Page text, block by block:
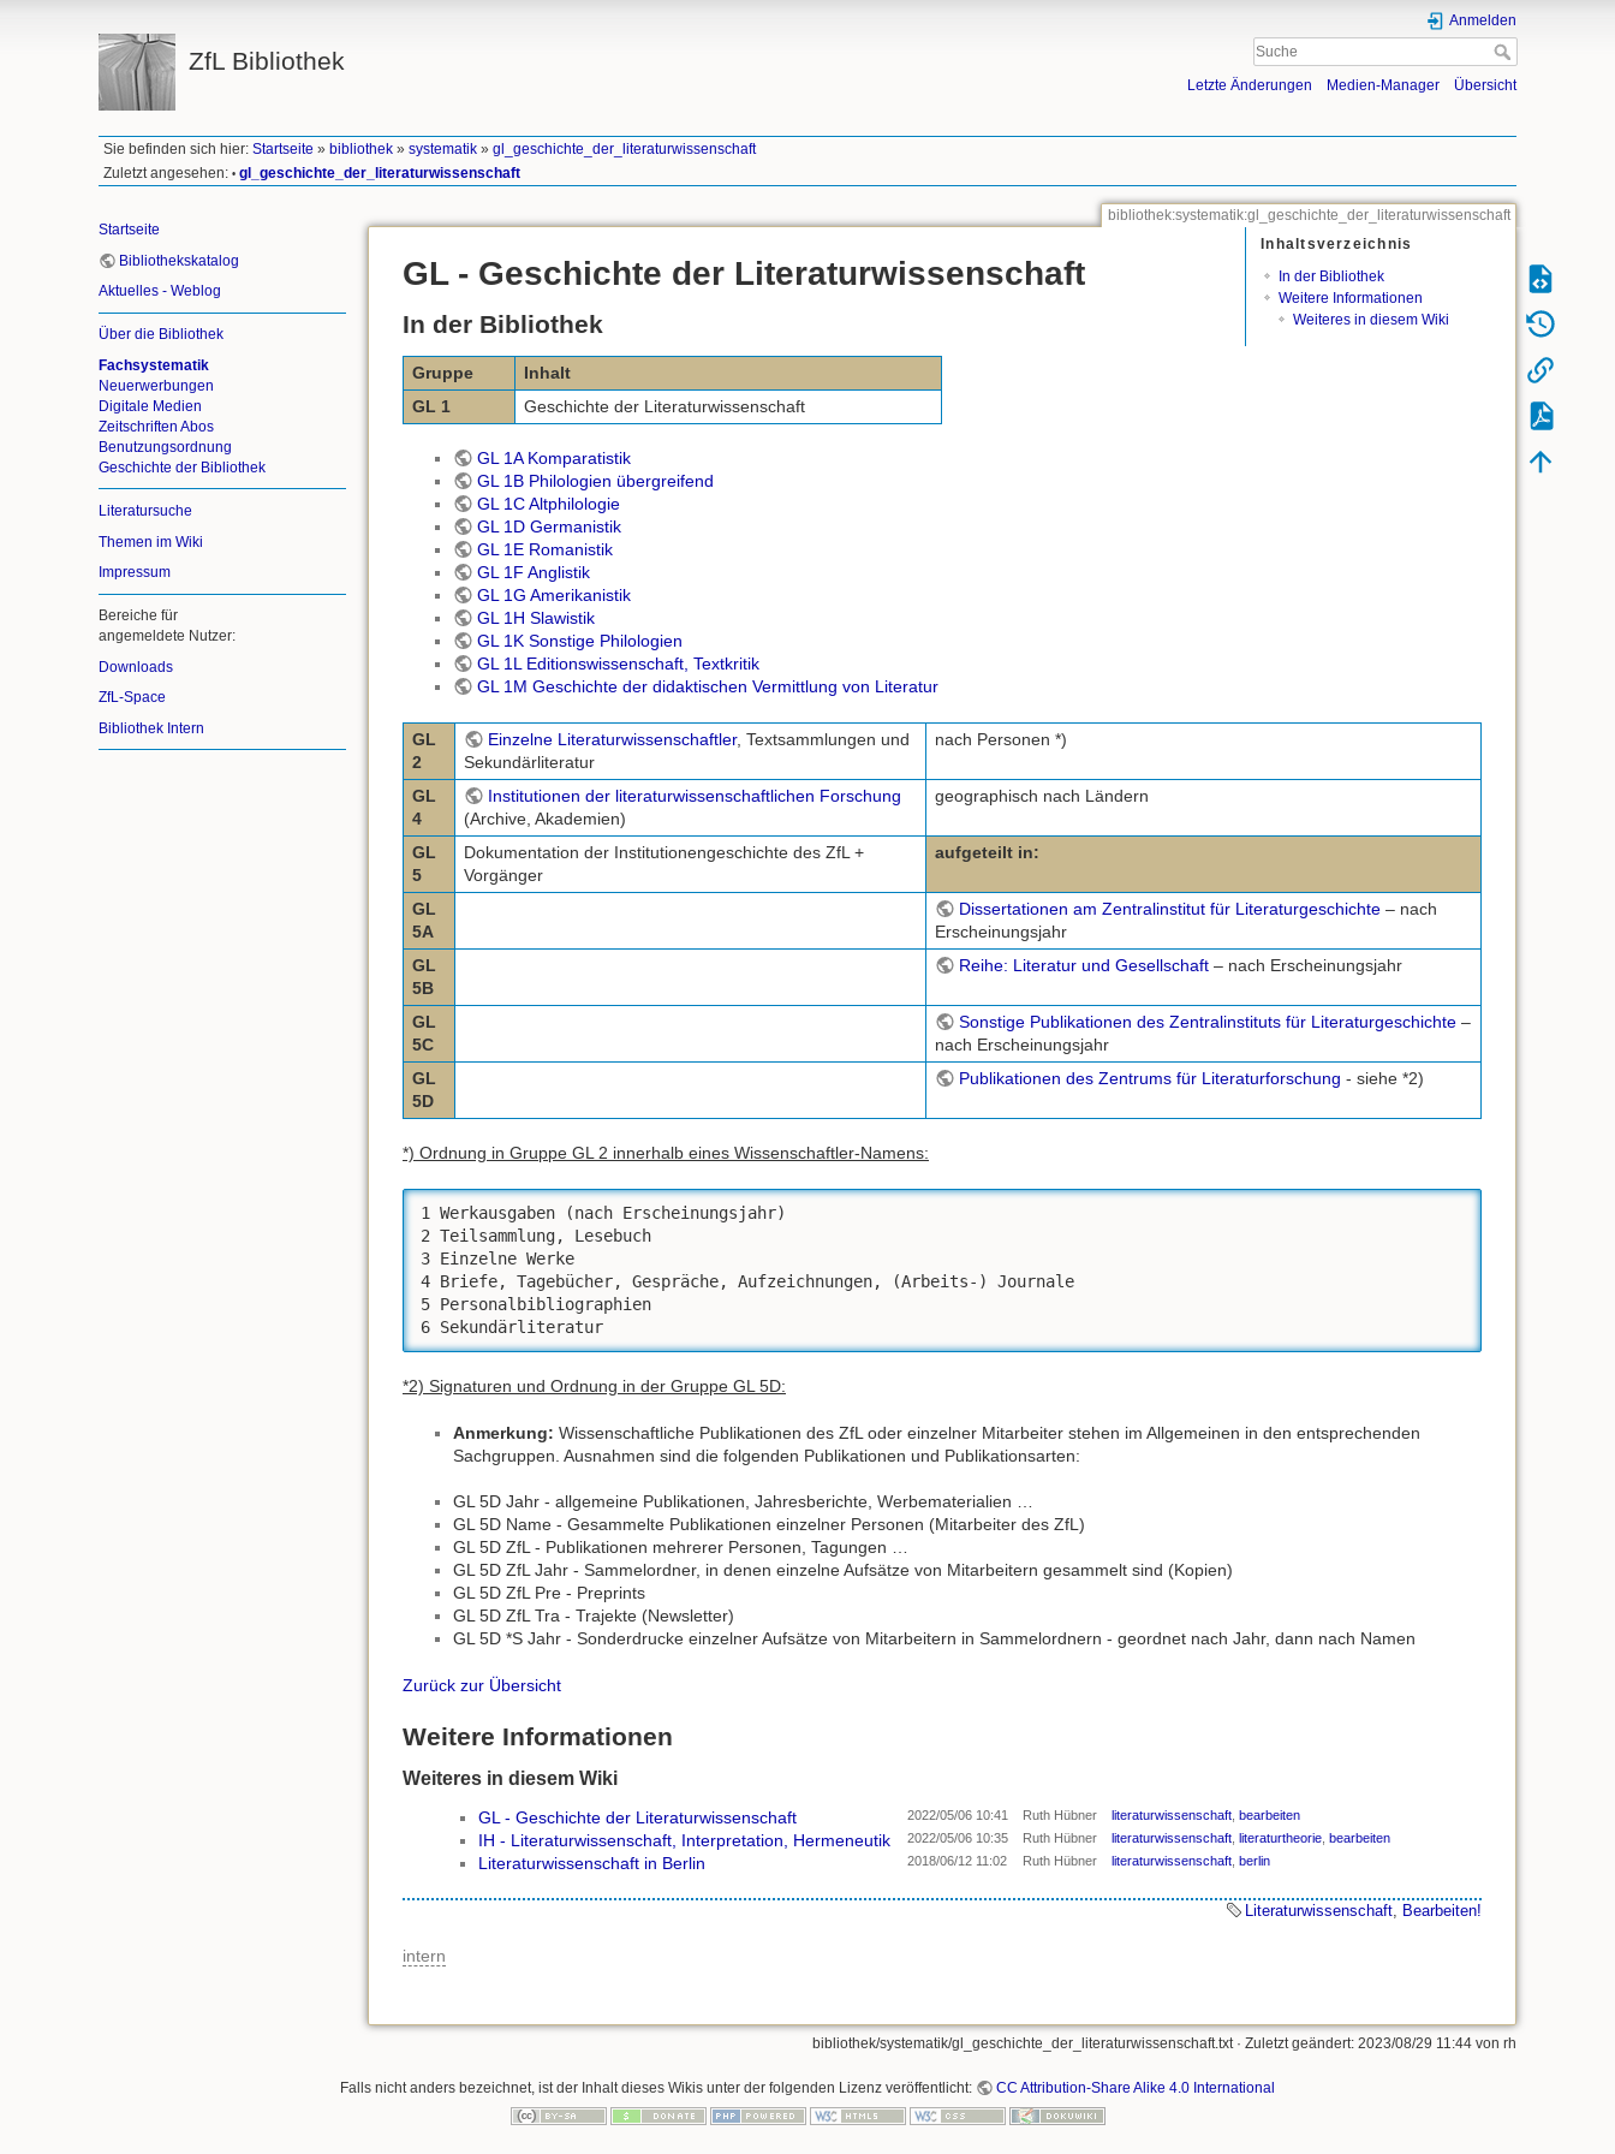
ZfL Bibliothek
Anmelden
Letzte Änderungen Medien-Manager Übersicht
Sie befinden sich hier:Startseite » bibliothek »systematik »gl_geschichte_der_literaturwissenschaft
Zuletzt angesehen: • gl_geschichte_der_literaturwissenschaft
Startseite
Bibliothekskatalog
Aktuelles - Weblog
Über die Bibliothek
Fachsystematik
Neuerwerbungen
Digitale Medien
Zeitschriften Abos
Benutzungsordnung
Geschichte der Bibliothek
Literatursuche
Themen im Wiki
Impressum
Bereiche für
angemeldete Nutzer:
Downloads
ZfL-Space
Bibliothek Intern
bibliothek:systematik:gl_geschichte_der_literaturwissenschaft
Inhaltsverzeichnis
In der Bibliothek
Weitere Informationen
Weiteres in diesem Wiki
GL - Geschichte der Literaturwissenschaft
In der Bibliothek
Gruppe
Inhalt
GL 1
Geschichte der Literaturwissenschaft
GL 1A Komparatistik
GL 1B Philologien übergreifend
GL 1C Altphilologie
GL 1D Germanistik
GL 1E Romanistik
GL 1F Anglistik
GL 1G Amerikanistik
GL 1H Slawistik
GL 1K Sonstige Philologien
GL 1L Editionswissenschaft, Textkritik
GL 1M Geschichte der didaktischen Vermittlung von Literatur
GL
2
Einzelne Literaturwissenschaftler, Textsammlungen und
Sekundärliteratur
nach Personen *)
GL
4
Institutionen der literaturwissenschaftlichen Forschung
(Archive, Akademien)
geographisch nach Ländern
GL
5
Dokumentation der Institutionengeschichte des ZfL +
Vorgänger
aufgeteilt in:
GL
5A
Dissertationen am Zentralinstitut für Literaturgeschichte– nach
Erscheinungsjahr
GL
5B
Reihe: Literatur und Gesellschaft– nach Erscheinungsjahr
GL
5C
Sonstige Publikationen des Zentralinstituts für Literaturgeschichte–
nach Erscheinungsjahr
GL
5D
Publikationen des Zentrums für Literaturforschung - siehe *2)
*) Ordnung in Gruppe GL 2 innerhalb eines Wissenschaftler-Namens:
1 Werkausgaben (nach Erscheinungsjahr)
2 Teilsammlung, Lesebuch
3 Einzelne Werke
4 Briefe, Tagebücher, Gespräche, Aufzeichnungen, (Arbeits-) Journale
5 Personalbibliographien
6 Sekundärliteratur
*2) Signaturen und Ordnung in der Gruppe GL 5D:
Anmerkung: Wissenschaftliche Publikationen des ZfL oder einzelner Mitarbeiter stehen im Allgemeinen in den entsprechenden
Sachgruppen. Ausnahmen sind die folgenden Publikationen und Publikationsarten:
GL 5D Jahr - allgemeine Publikationen, Jahresberichte, Werbematerialien …
GL 5D Name - Gesammelte Publikationen einzelner Personen (Mitarbeiter des ZfL)
GL 5D ZfL - Publikationen mehrerer Personen, Tagungen …
GL 5D ZfL Jahr - Sammelordner, in denen einzelne Aufsätze von Mitarbeitern gesammelt sind (Kopien)
GL 5D ZfL Pre - Preprints
GL 5D ZfL Tra - Trajekte (Newsletter)
GL 5D *S Jahr - Sonderdrucke einzelner Aufsätze von Mitarbeitern in Sammelordnern - geordnet nach Jahr, dann nach Namen
Zurück zur Übersicht
Weitere Informationen
Weiteres in diesem Wiki
GL - Geschichte der Literaturwissenschaft 2022/05/06 10:41 Ruth Hübner literaturwissenschaft bearbeiten
IH - Literaturwissenschaft, Interpretation, Hermeneutik 2022/05/06 10:35 Ruth Hübner literaturwissenschaft literaturtheorie bearbeiten
Literaturwissenschaft in Berlin 2018/06/12 11:02 Ruth Hübner literaturwissenschaft berlin
Literaturwissenschaft, Bearbeiten!
intern
bibliothek/systematik/gl_geschichte_der_literaturwissenschaft.txt· Zuletzt geändert: 2023/08/29 11:44 von rh
Falls nicht anders bezeichnet, ist der Inhalt dieses Wikis unter der folgenden Lizenz veröffentlicht: CC Attribution-Share Alike 4.0 International